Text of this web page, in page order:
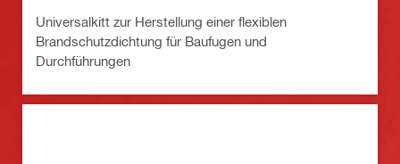
Universalkitt zur Herstellung einer flexiblen
Brandschutzdichtung für Baufugen und
Durchführungen